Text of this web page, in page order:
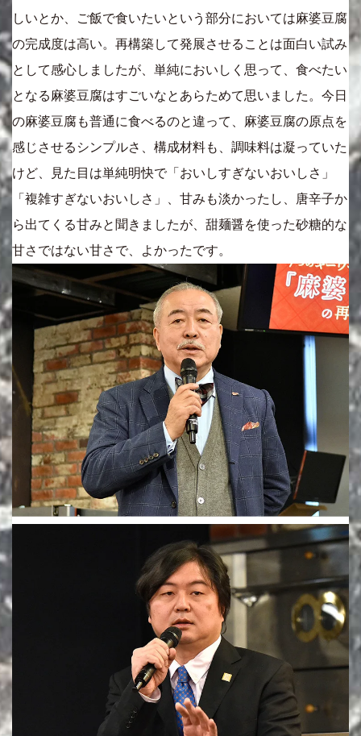
しいとか、ご飯で食いたいという部分においては麻婆豆腐
の完成度は高い。再構築して発展させることは面白い試み
として感心しましたが、単純においしく思って、食べたい
となる麻婆豆腐はすごいなとあらためて思いました。今日
の麻婆豆腐も普通に食べるのと違って、麻婆豆腐の原点を
感じさせるシンプルさ、構成材料も、調味料は凝っていた
けど、見た目は単純明快で「おいしすぎないおいしさ」
「複雑すぎないおいしさ」、甘みも淡かったし、唐辛子か
ら出てくる甘みと聞きましたが、甜麺醤を使った砂糖的な
甘さではない甘さで、よかったです。